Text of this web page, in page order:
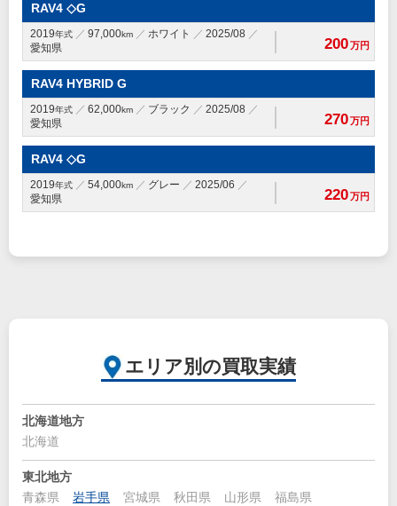
RAV4 ◇G
2019年式 97,000km ホワイト
2025/08
愛知県
200万円
RAV4 HYBRID G
2019年式 62,000km ブラック
2025/08
愛知県
270万円
RAV4 ◇G
2019年式 54,000km グレー
2025/06
愛知県
220万円
エリア別の買取実績
北海道地方
北海道
東北地方
青森県
岩手県 宮城県 秋田県 山形県 福島県